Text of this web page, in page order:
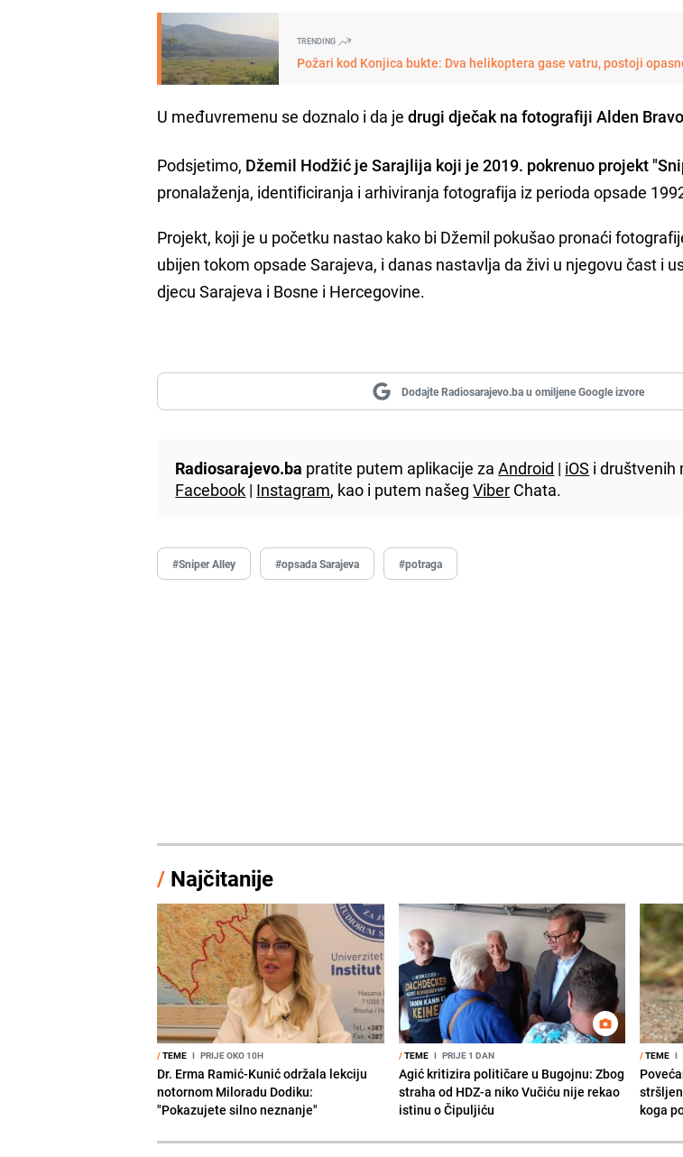
TRENDING
Požari kod Konjica bukte: Dva helikoptera gase vatru, postoji
U međuvremenu se doznalo i da jedrugi dječak na fotografiji Alden Bravo
Podsjetimo, Džemil Hodžić je Sarajlija koji je 2019. pokrenuo projekt
pronalaženja, identificiranja i arhiviranja fotografija iz perioda opsade
Projekt, koji je u početku nastao kako bi Džemil pokušao pronaći
ubijen tokom opsade Sarajeva, i danas nastavlja da živi u njegovu čast i
djecu Sarajeva i Bosne i Hercegovine.
Dodajte Radiosarajevo.ba u omiljene Google izvore
Radiosarajevo.ba pratite putem aplikacije zaAndroid | iOS i
Facebook | Instagram, kao i putem našegViber Chata.
#Sniper Alley #opsada Sarajeva #potraga
/ Najčitanije
/TEME I PRIJE OKO 10H
Dr. Erma Ramić-Kunić održala lekciju
notornom Miloradu Dodiku:
"Pokazujete silno neznanje"
/TEME I PRIJE 1 DAN
Agić kritizira političare u Bugojnu: Zbog
straha od HDZ-a niko Vučiću nije rekao
istinu o Čipuljiću
/TEME I
koga